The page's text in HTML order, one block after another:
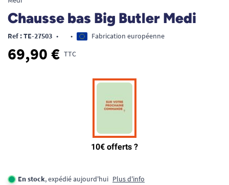
Chausse bas Big Butler Medi
Ref : TE-27503 • • Fabrication européenne
69,90 € TTC
En stock, expédié aujourd'hui Plus d'info